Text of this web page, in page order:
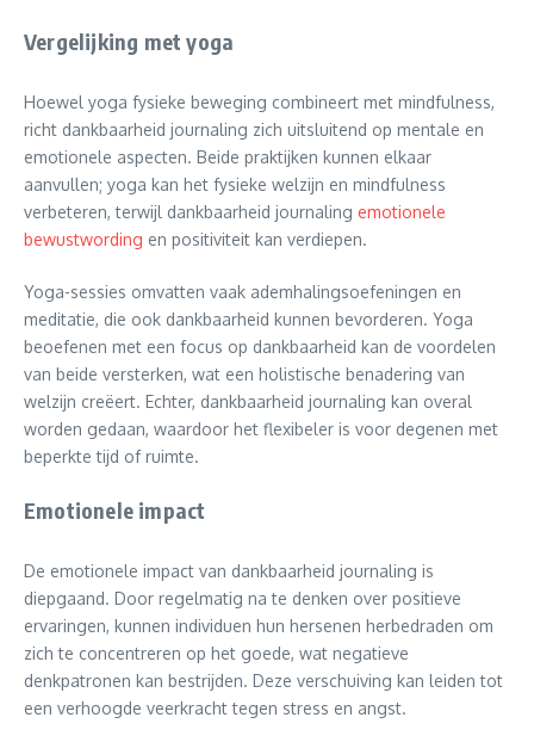
Vergelijking met yoga
Hoewel yoga fysieke beweging combineert met mindfulness,
richt dankbaarheid journaling zich uitsluitend op mentale en
emotionele aspecten. Beide praktijken kunnen elkaar
aanvullen; yoga kan het fysieke welzijn en mindfulness
verbeteren, terwijl dankbaarheid journaling emotionele
bewustwording en positiviteit kan verdiepen.
Yoga-sessies omvatten vaak ademhalingsoefeningen en
meditatie, die ook dankbaarheid kunnen bevorderen. Yoga
beoefenen met een focus op dankbaarheid kan de voordelen
van beide versterken, wat een holistische benadering van
welzijn creëert. Echter, dankbaarheid journaling kan overal
worden gedaan, waardoor het flexibeler is voor degenen met
beperkte tijd of ruimte.
Emotionele impact
De emotionele impact van dankbaarheid journaling is
diepgaand. Door regelmatig na te denken over positieve
ervaringen, kunnen individuen hun hersenen herbedraden om
zich te concentreren op het goede, wat negatieve
denkpatronen kan bestrijden. Deze verschuiving kan leiden tot
een verhoogde veerkracht tegen stress en angst.